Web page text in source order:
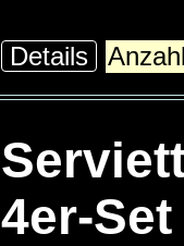
Details
4er-Set